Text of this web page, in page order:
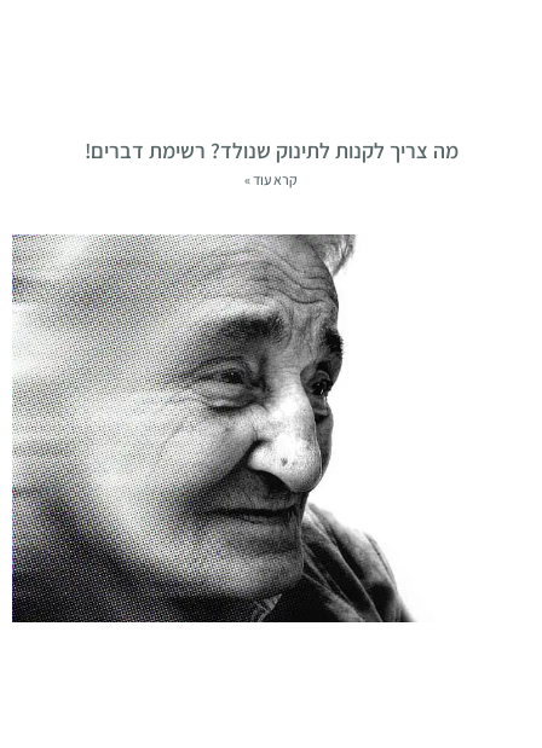
מה צריך לקנות לתינוק שנולד? רשימת דברים!
קרא עוד »